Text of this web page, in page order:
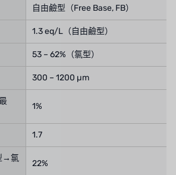
自由鹼型（Free Base, FB）
1.3 eq/L（自由鹼型）
53 – 62%（氯型）
300 – 1200 µm
1%
1.7
→氯
22%